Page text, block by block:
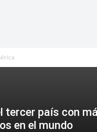
tercer país con
en el mundo